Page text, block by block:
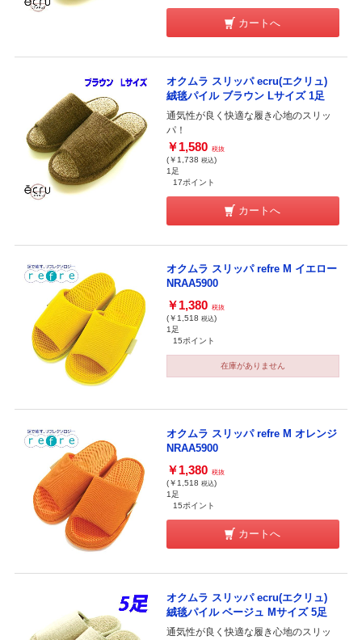
カートへ
オクムラ スリッパ ecru(エクリュ)
絨毯パイル ブラウン Lサイズ 1足
通気性が良く快適な履き心地のスリッ
パ！
￥1,580 税抜
(￥1,738 税込)
1足
17ポイント
カートへ
オクムラ スリッパ refre M イエロー
NRAA5900
￥1,380 税抜
(￥1,518 税込)
1足
15ポイント
在庫がありません
オクムラ スリッパ refre M オレンジ
NRAA5900
￥1,380 税抜
(￥1,518 税込)
1足
15ポイント
カートへ
オクムラ スリッパ ecru(エクリュ)
絨毯パイル ベージュ Mサイズ 5足
通気性が良く快適な履き心地のスリッ